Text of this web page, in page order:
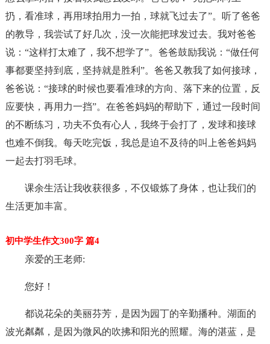
扔，看准球，再用球拍用力一拍，球就飞过去了”。听了爸爸
的教导，我尝试了好几次，没一次能把球发过去。我对爸爸
说：“这样打太难了，我不想学了”。爸爸鼓励我说：“做任何
事都要坚持到底，坚持就是胜利”。爸爸又教我了如何接球，
爸爸说：“接球的时候也要看准球的方向、落下来的位置，反
应要快，再用力一挡”。在爸爸妈妈的帮助下，通过一段时间
的不断练习，功夫不负有心人，我终于会打了，发球和接球
也难不倒我。每天吃完饭，我总是迫不及待的叫上爸爸妈妈
一起去打羽毛球。
课余生活让我收获很多，不仅锻炼了身体，也让我们的
生活更加丰富。
初中学生作文300字 篇4
亲爱的王老师:
您好！
都说花朵的美丽芬芳，是因为园丁的辛勤播种。湖面的
波光粼粼，是因为微风的吹拂和阳光的照耀。海的湛蓝，是